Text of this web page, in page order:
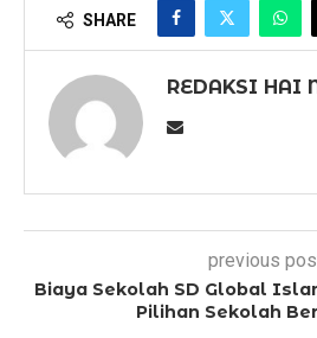
SHARE
REDAKSI HAI
previous
Biaya Sekolah SD Global
Pilihan Sekolah